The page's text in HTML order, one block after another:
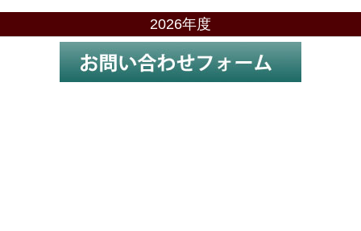
2026年度